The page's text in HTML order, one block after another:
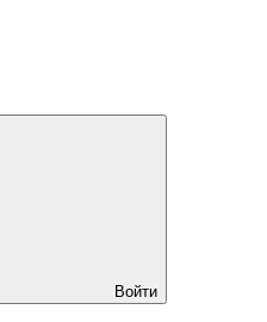
Войти